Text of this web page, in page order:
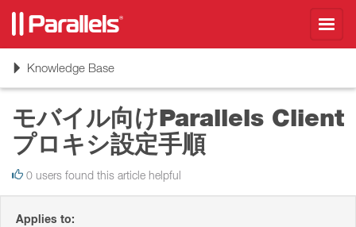
ToggleKnowledge Base
モバイル向けParallels Client
プロキシ設定手順
0 users found this article helpful
Applies to: